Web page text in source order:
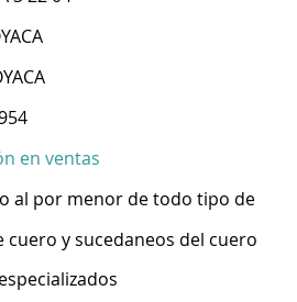
en ventas
al por menor de todo tipo de
cuero y sucedaneos del cuero